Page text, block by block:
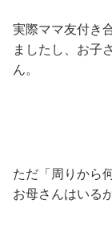
実際ママ友付き
ましたし、お子
ん。
ただ「周りから
お母さんはいる